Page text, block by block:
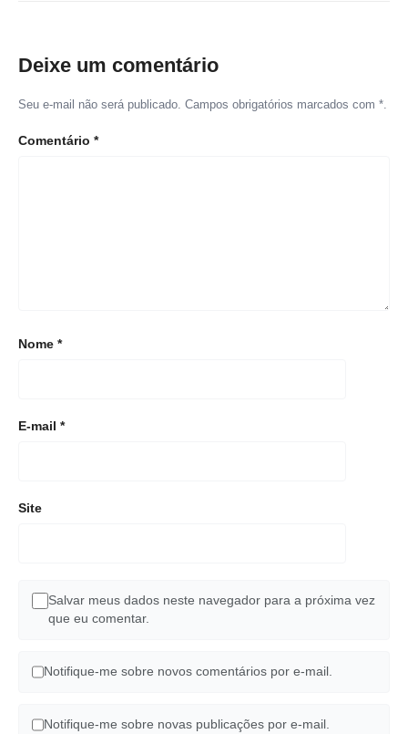
Deixe um comentário
Seu e-mail não será publicado. Campos obrigatórios marcados com *.
Comentário *
Nome *
E-mail *
Site
Salvar meus dados neste navegador para a próxima vez
que eu comentar.
Notifique-me sobre novos comentários por e-mail.
Notifique-me sobre novas publicações por e-mail.